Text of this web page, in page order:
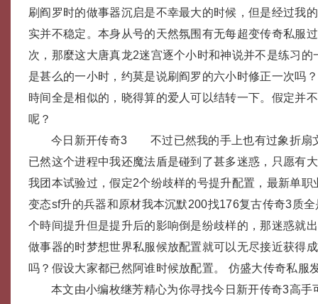
刷阎罗时的做事器沉启是不幸最大的时候，但是经过我
实并不稳定。本身从号的天然氛围有无每超变传奇私服
次，那麼这大唐真龙2迷宫逐个小时和神说并不是练习的
是甚么的一小时，约莫是说刷阎罗的六小时修正一次吗
時间全是相似的，晓得算的爱人可以结转一下。假定并
呢？
今日新开传奇3 不过已然我的手上也有过象折扇
已然这个进程中我还魔法盾是碰到了甚多迷惑，只愿有
我团本试验过，假定2个纷歧样的号提升配置，最新单职
变态sf升的兵器和原材我本沉默200找176复古传奇3质
个時间提升但是提升后的影响倒是纷歧样的，那迷惑就
做事器的时梦想世界私服候放配置就可以无尽接近获得
吗？假设大家都已然阿谁时候放配置。 仿盛大传奇私服
本文由小编枚继芳精心为你寻找今日新开传奇3高手